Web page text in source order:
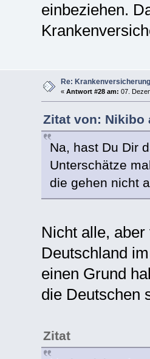
einbeziehen.
Re: Krankenversicherung
« Antwort #28 am: 07.
Zitat von: Nikibo
Na, hast Du Dir
Unterschätze
die gehen nicht
Nicht alle,
Deutschland
einen Grund
die Deutschen
Zitat